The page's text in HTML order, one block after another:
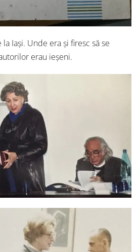
Iași. Unde era și firesc să se
erau ieșeni.